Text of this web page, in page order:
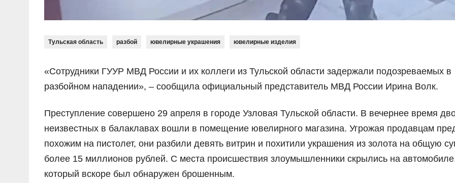
Тульская область разбой ювелирные украшения ювелирные изделия
«Сотрудники ГУУР МВД России и их коллеги из Тульской области задержали подозреваемых в
разбойном нападении», – сообщила официальный представитель МВД России Ирина Волк.
Преступление совершено 29 апреля в городе Узловая Тульской области. В вечернее время
неизвестных в балаклавах вошли в помещение ювелирного магазина. Угрожая продавцам
похожим на пистолет, они разбили девять витрин и похитили украшения из золота на общую
более 15 миллионов рублей. С места происшествия злоумышленники скрылись на
который вскоре был обнаружен брошенным.